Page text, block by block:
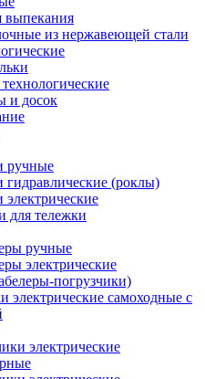
выпекания
из нержавеющей стали
и досок
ручные
гидравлические (роклы)
электрические
для тележки
ручные
электрические
погрузчики)
электрические самоходные с
электрические